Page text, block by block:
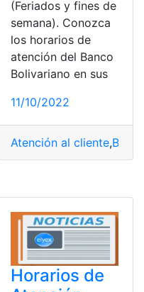
(Feriados y fines de
semana). Conozca
los horarios de
atención del Banco
Bolivariano en sus
11/10/2022
Atención al cliente,
Horarios de